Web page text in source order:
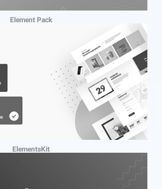
Element Pack
ElementsKit